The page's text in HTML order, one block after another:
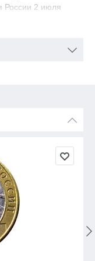
России 2 июля